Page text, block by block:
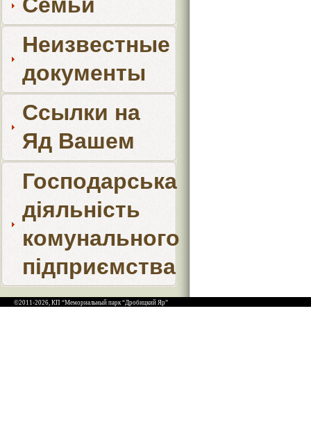
Неизвестные
документы
Ссылки на
Яд Вашем
Господарська
діяльність
комунального
підприємства
©2011-2026, КП “Мемориальный парк “Дробицкий Яр”